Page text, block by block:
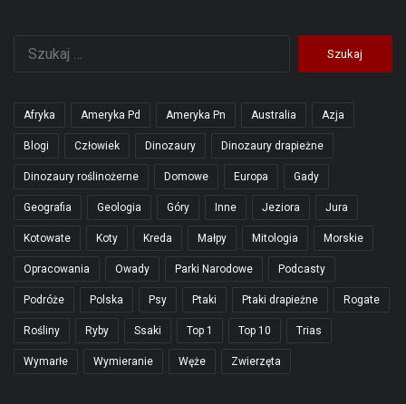
Afryka Ameryka Pd Ameryka Pn Australia Azja
Blogi Człowiek Dinozaury Dinozaury drapieżne
Dinozaury roślinożerne Domowe Europa Gady
Geografia Geologia Góry Inne Jeziora Jura
Kotowate Koty Kreda Małpy Mitologia Morskie
Opracowania Owady Parki Narodowe Podcasty
Podróże Polska Psy Ptaki Ptaki drapieżne Rogate
Rośliny Ryby Ssaki Top 1 Top 10 Trias
Wymarłe Wymieranie Węże Zwierzęta